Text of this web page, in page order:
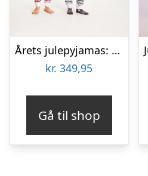
Årets julepyjamas: Sød Pyjamas Rød – herre / mænd.
kr. 349,95
Gå til shop